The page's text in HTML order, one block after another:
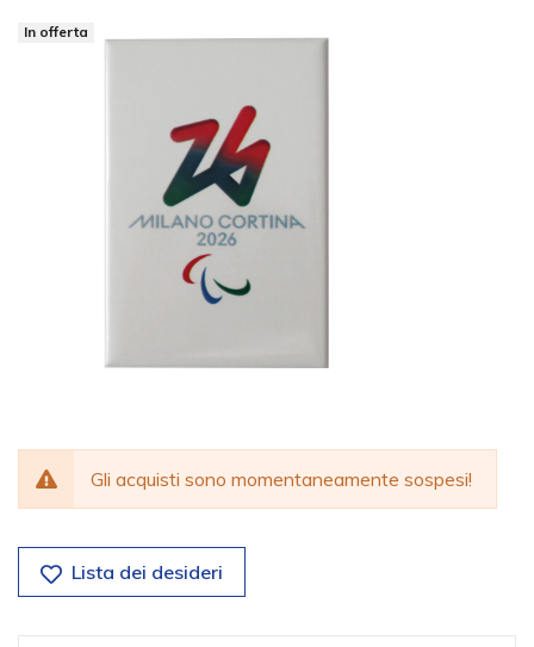
In offerta
Gli acquisti sono momentaneamente sospesi!
Lista dei desideri